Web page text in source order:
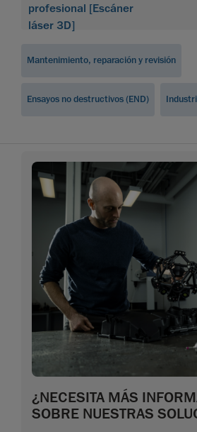
profesional [Escáner
láser 3D]
Mantenimiento, reparación y revisión
Ensayos no destructivos (END)
¿NECESITA MÁS
SOBRE NUESTRAS